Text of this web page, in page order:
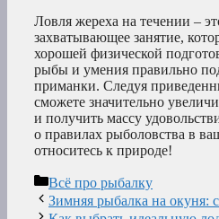
Ловля жереха на течении –
захватывающее занятие,
хорошей физической
рыбы и умения правильно
приманки. Следуя
сможете значительно
и получить массу
о правилах рыболовства в
относитесь к природе!
Рубрики
Всё про рыбалку
Зимняя рыбалка на окуня: